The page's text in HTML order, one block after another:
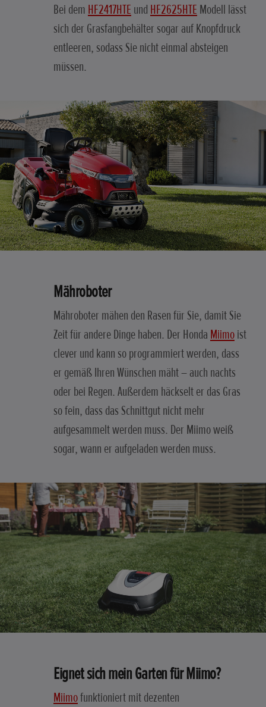
Bei dem HF2417HTE und HF2625HTE Modell lässt
sich der Grasfangbehälter sogar auf Knopfdruck
entleeren, sodass Sie nicht einmal absteigen
müssen.
Mähroboter
Mähroboter mähen den Rasen für Sie, damit Sie
Zeit für andere Dinge haben. Der Honda Miimoist
clever und kann so programmiert werden, dass
er gemäß Ihren Wünschen mäht – auch nachts
oder bei Regen. Außerdem häckselt er das Gras
so fein, dass das Schnittgut nicht mehr
aufgesammelt werden muss. Der Miimo weiß
sogar, wann er aufgeladen werden muss.
Eignet sich mein Garten für Miimo?
Miimofunktioniert mit dezenten